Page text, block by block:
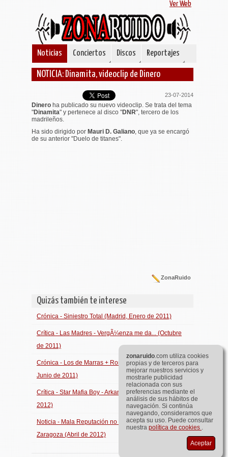
Ver Web
Noticias Conciertos Discos Reportajes
NOTICIA: Dinamita, videoclip de Dinero
23-07-2014
Dinero ha publicado su nuevo videoclip. Se trata del tema
"Dinamita" y pertenece al disco "DNR", tercero de los
madrileños.
Ha sido dirigido por Mauri D. Galiano , que ya se encargó
de su anterior "Duelo de titanes".
ZonaRuido
Quizás también te interese
Crónica - Siniestro Total (Madrid, Enero de 2011)
Crítica - Las Madres - VergÃ¼enza me da... (Octubre
de 2011)
Crónica - Los de Marras + Ron de KaÃ±a (Barcelona,
Junio de 2011)
Crítica - Star Mafia Boy - Arkana Cabaret (Enero de
2012)
Noticia - Mala Reputación no estarán en Barcelona ni
Zaragoza (Abril de 2012)
zonaruido.com utiliza cookies
propias y de terceros para
mejorar nuestros servicios y
mostrarle publicidad
relacionada con sus
preferencias mediante el
análisis de sus hábitos de
navegación. Si continúa
navegando, consideramos que
acepta su uso. Puede consultar
nuestra política de cookies .
Aceptar